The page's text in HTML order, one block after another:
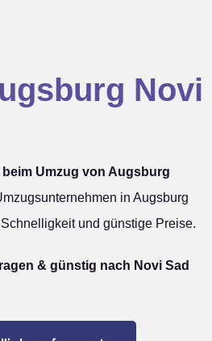
Novi
Umzug von Augsburg
in Augsburg
und günstige Preise.
& günstig nach Novi Sad